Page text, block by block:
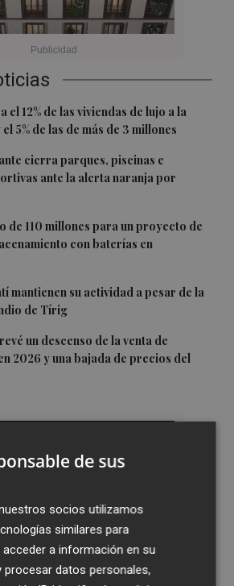
el 12% de las viviendas de lujo a la
5% de las de más de 3 millones
cierra parques, piscinas e
ante la alerta naranja por
de 110 millones para un proyecto de
con baterías en
mantienen su actividad a pesar de la
de Tírig
un descenso de la venta de
2026 y una bajada de precios del
de sus
socios utilizamos
similares para
acceder a información en su
procesar datos personales,